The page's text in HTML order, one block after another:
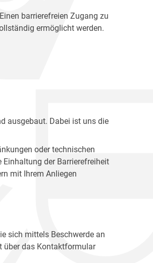
barrierefreien Zugang zu
ermöglicht werden.
ausgebaut. Dabei ist uns die
oder technischen
der Barrierefreiheit
mit Ihrem Anliegen
sich mittels Beschwerde an
über das Kontaktformular